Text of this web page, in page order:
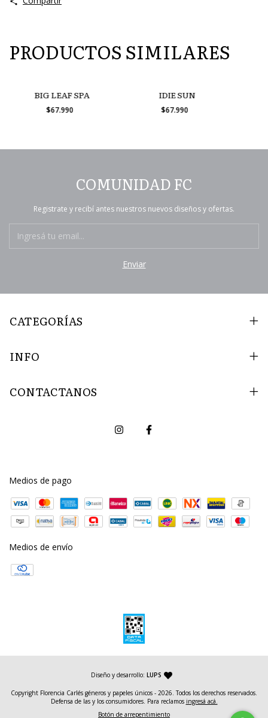
PRODUCTOS SIMILARES
BIG LEAF SPA
$67.990
IDIE SUN
$67.990
COMUNIDAD FC
Registrate y recibí antes nuestros nuevos diseños y ofertas.
CATEGORÍAS
INFO
CONTACTANOS
Medios de pago
Medios de envío
Diseño y desarrollo: LUPS — agencia de diseño y desarrollo web
Copyright Florencia Carlés géneros y papeles únicos - 2026. Todos los derechos reservados.
Defensa de las y los consumidores. Para reclamos ingresá acá.
Botón de arrepentimiento